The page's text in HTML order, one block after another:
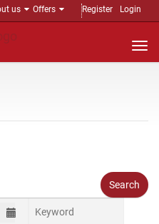
us Offers Register Login